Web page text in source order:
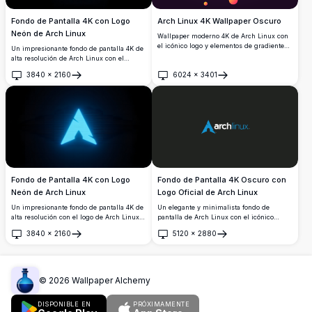
Fondo de Pantalla 4K con Logo
Neón de Arch Linux
Un impresionante fondo de pantalla 4K de
alta resolución de Arch Linux con el
luz neón cian sobre un profundo fondo
negro, perfecto para escritorios con tema
3840 × 2160
Abrir
Arch Linux 4K Wallpaper Oscuro
Wallpaper moderno 4K de Arch Linux con
el icónico logo y elementos de gradiente
círculos y formas coloridas, perfecto para
fondos de escritorio y móvil.
6024 × 3401
Abrir
Fondo de Pantalla 4K con Logo
Neón de Arch Linux
Un impresionante fondo de pantalla 4K de
alta resolución con el logo de Arch Linux
cian sobre un fondo oscuro y profundo.
3840 × 2160
Abrir
Fondo de Pantalla 4K Oscuro con
Logo Oficial de Arch Linux
Un elegante y minimalista fondo de
pantalla de Arch Linux con el icónico
profundo. Perfecto para desarrolladores y
5120 × 2880
Abrir
© 2026 Wallpaper Alchemy
DISPONIBLE EN PRÓXIMAMENTE